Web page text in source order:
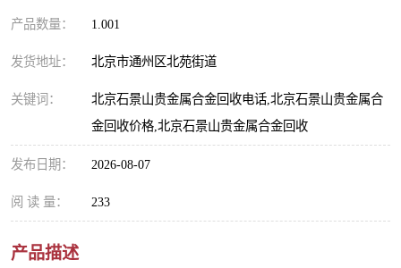
产品数量： 1.001
发货地址： 北京市通州区北苑街道
关键词：
北京石景山贵金属合金回收电话,北京石景山贵金属合
金回收价格,北京石景山贵金属合金回收
发布日期： 2026-08-07
阅 读 量： 233
产品描述